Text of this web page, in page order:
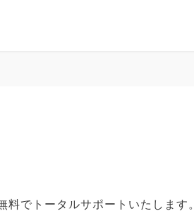
でトータルサポートいたします。